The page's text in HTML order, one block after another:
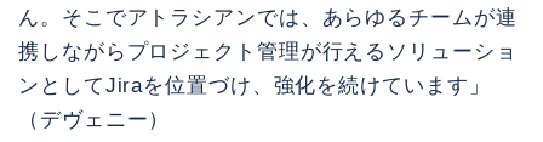
ん。そこでアトラシアンでは、あらゆるチームが連
携しながらプロジェクト管理が行えるソリューショ
ンとしてJiraを位置づけ、強化を続けています」
（デヴェニー）